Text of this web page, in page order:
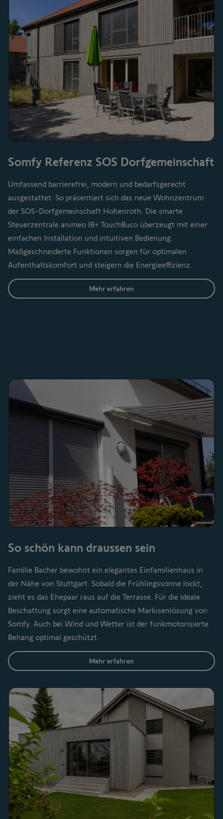
Somfy Referenz SOS Dorfgemeinschaft
Umfassend barrierefrei, modern und bedarfsgerecht
ausgestattet: So präsentiert sich das neue Wohnzentrum
der SOS-Dorfgemeinschaft Hohenroth. Die smarte
Steuerzentrale animeo IB+ TouchBuco überzeugt mit einer
einfachen Installation und intuitiven Bedienung.
Maßgeschneiderte Funktionen sorgen für optimalen
Aufenthaltskomfort und steigern die Energieeffizienz.
Mehr erfahren
So schön kann draussen sein
Familie Bacher bewohnt ein elegantes Einfamilienhaus in
der Nähe von Stuttgart. Sobald die Frühlingssonne lockt,
zieht es das Ehepaar raus auf die Terrasse. Für die ideale
Beschattung sorgt eine automatische Markisenlösung von
Somfy. Auch bei Wind und Wetter ist der funkmotorisierte
Behang optimal geschützt.
Mehr erfahren